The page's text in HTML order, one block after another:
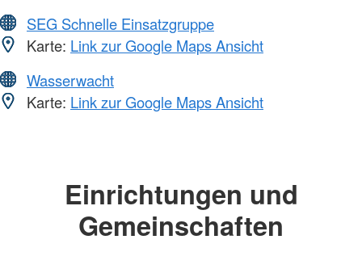
SEG Schnelle Einsatzgruppe
Karte: Link zur Google Maps Ansicht
Wasserwacht
Karte: Link zur Google Maps Ansicht
Einrichtungen und
Gemeinschaften